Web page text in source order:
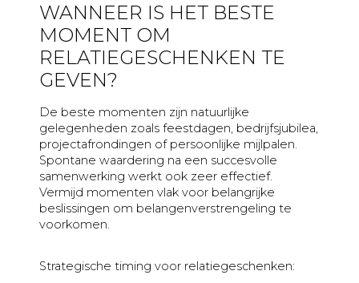
WANNEER IS HET BESTE
MOMENT OM
RELATIEGESCHENKEN TE
GEVEN?
De beste momenten zijn natuurlijke
gelegenheden zoals feestdagen, bedrijfsjubilea,
projectafrondingen of persoonlijke mijlpalen.
Spontane waardering na een succesvolle
samenwerking werkt ook zeer effectief.
Vermijd momenten vlak voor belangrijke
beslissingen om belangenverstrengeling te
voorkomen.
Strategische timing voor relatiegeschenken: